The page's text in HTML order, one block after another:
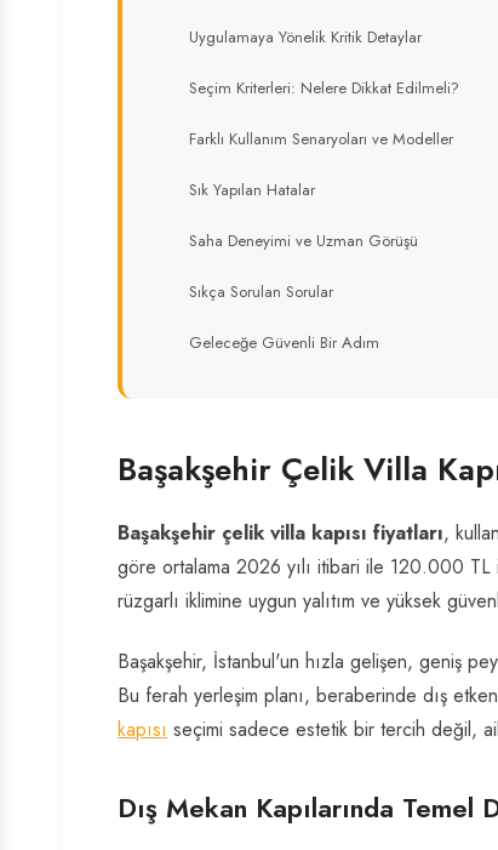
Uygulamaya Yönelik Kritik Detaylar
Seçim Kriterleri: Nelere Dikkat Edilmeli?
Farklı Kullanım Senaryoları ve Modeller
Sık Yapılan Hatalar
Saha Deneyimi ve Uzman Görüşü
Sıkça Sorulan Sorular
Geleceğe Güvenli Bir Adım
Başakşehir Çelik Villa
Başakşehir çelik villa kapısı fiyatları,
göre ortalama 2026 yılı itibari ile 120.000
rüzgarlı iklimine uygun yalıtım ve yüksek
Başakşehir, İstanbul'un hızla gelişen, geniş
Bu ferah yerleşim planı, beraberinde dış
kapısı seçimi sadece estetik bir tercih değil,
Dış Mekan Kapılarında Temel